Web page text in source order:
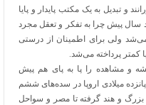
و تبدیل به یک مکتب پایدار و پایا
سال پیش چرا به تفکر و تعقل مجرد
ولی برای اطمینان از درستی
کمتر پرداخته می‌شد.
و مشاهده را پا به پای هم پیش
میلادی اروپا در سده‌های ششم
و هند گرفته تا مصر و سواحل